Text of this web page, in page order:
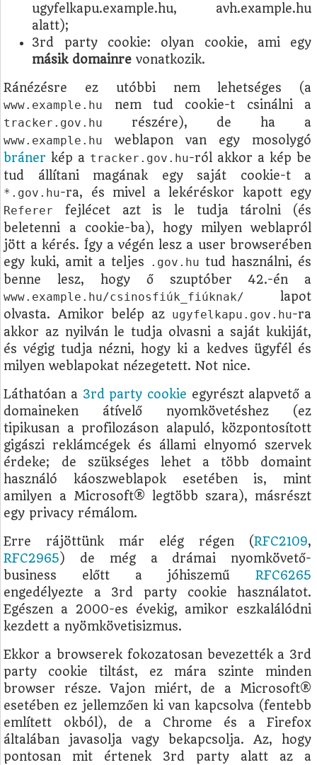
ugyfelkapu.example.hu, avh.example.hu
alatt);
3rd party cookie: olyan cookie, ami egy
másik domainre vonatkozik.
Ránézésre ez utóbbi nem lehetséges (a
www.example.hu nem tud cookie-t csinálni a
tracker.gov.hu részére), de ha a
www.example.hu
weblapon van egy mosolygó
bráner kép a tracker.gov.hu-ról akkor a kép be
tud állítani magának egy saját cookie-t a
*.gov.hu-ra, és mivel a lekéréskor kapott egy
Referer
fejlécet azt is le tudja tárolni (és
beletenni a cookie-ba), hogy milyen weblapról
jött a kérés. Így a végén lesz a user browserében
egy kuki, amit a teljes
.gov.hu tud használni, és
benne lesz, hogy ő szuptóber 42.-én a
www.example.hu/csinosfiúk_fiúknak/
lapot
olvasta. Amikor belép az ugyfelkapu.gov.hu-ra
akkor az nyilván le tudja olvasni a saját kukiját,
és végig tudja nézni, hogy ki a kedves ügyfél és
milyen weblapokat nézegetett. Not nice.
Láthatóan a 3rd party cookie egyrészt alapvető a
domaineken átívelő nyomkövetéshez (ez
tipikusan a profilozáson alapuló, központosított
gigászi reklámcégek és állami elnyomó szervek
érdeke; de szükséges lehet a több domaint
használó káoszweblapok esetében is, mint
amilyen a Microsoft® legtöbb szara), másrészt
egy privacy rémálom.
Erre rájöttünk már elég régen (RFC2109,
RFC2965) de még a drámai nyomkövető-
business előtt a jóhiszeműRFC6265
engedélyezte a 3rd party cookie használatot.
Egészen a 2000-es évekig, amikor eszkalálódni
kezdett a nyömkövetisizmus.
Ekkor a browserek fokozatosan bevezették a 3rd
party cookie tiltást, ez mára szinte minden
browser része. Vajon miért, de a Microsoft®
esetében ez jellemzően ki van kapcsolva (fentebb
említett okból), de a Chrome és a Firefox
általában javasolja vagy bekapcsolja. Az, hogy
pontosan mit értenek 3rd party alatt az a